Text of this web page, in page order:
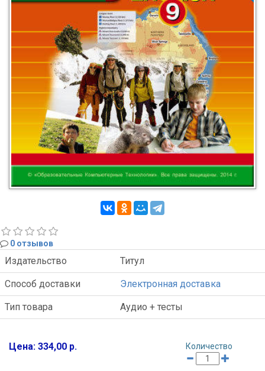
0 отзывов
Издательство Титул
Способ доставки Электронная доставка
Тип товара Аудио + тесты
Цена: 334,00 р. Количество